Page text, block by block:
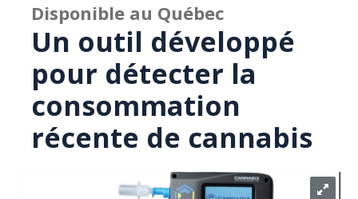
Disponible au Québec
Un outil développé
pour détecter la
consommation
récente de cannabis